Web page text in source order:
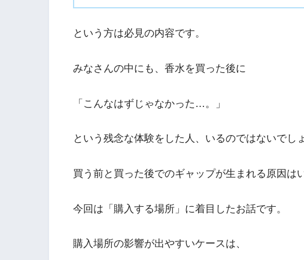
という方は必見の内容です。
みなさんの中にも、香水を買った後に
「こんなはずじゃなかった…。」
という残念な体験をした人、いるのではないでし
買う前と買った後でのギャップが生まれる原因は
今回は「購入する場所」に着目したお話です。
購入場所の影響が出やすいケースは、